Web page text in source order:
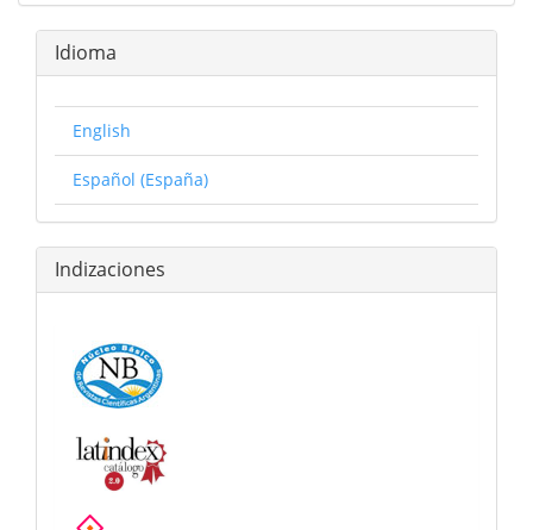
Idioma
English
Español (España)
Indizaciones